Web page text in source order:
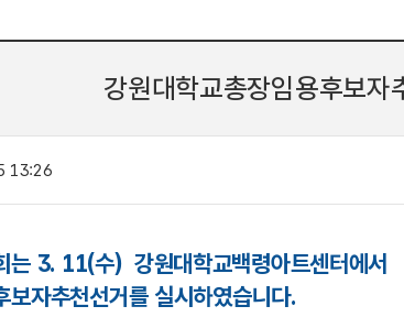
강원대학교총장임용후보자
13:26
는 3. 11(수) 강원대학교백령아트센터에서
보자추천선거를 실시하였습니다.